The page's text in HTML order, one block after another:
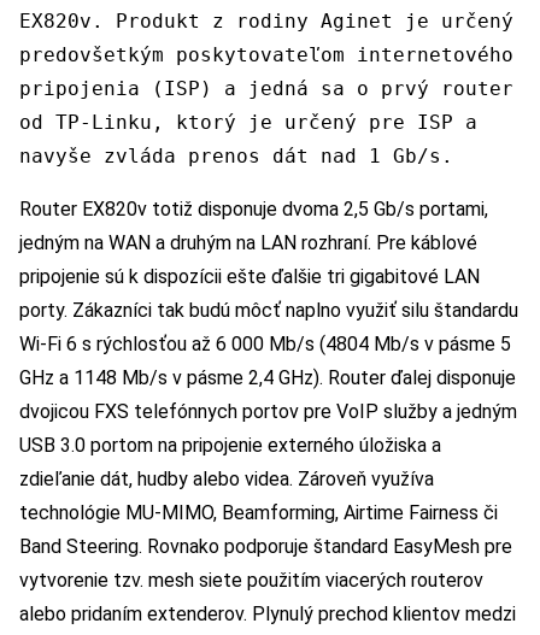
EX820v. Produkt z rodiny Aginet je určený
predovšetkým poskytovateľom internetového
pripojenia (ISP) a jedná sa o prvý router
od TP-Linku, ktorý je určený pre ISP a
navyše zvláda prenos dát nad 1 Gb/s.
Router EX820v totiž disponuje dvoma 2,5 Gb/s portami,
jedným na WAN a druhým na LAN rozhraní. Pre káblové
pripojenie sú k dispozícii ešte ďalšie tri gigabitové LAN
porty. Zákazníci tak budú môcť naplno využiť silu štandardu
Wi-Fi 6 s rýchlosťou až 6 000 Mb/s (4804 Mb/s v pásme 5
GHz a 1148 Mb/s v pásme 2,4 GHz). Router ďalej disponuje
dvojicou FXS telefónnych portov pre VoIP služby a jedným
USB 3.0 portom na pripojenie externého úložiska a
zdieľanie dát, hudby alebo videa. Zároveň využíva
technológie MU-MIMO, Beamforming, Airtime Fairness či
Band Steering. Rovnako podporuje štandard EasyMesh pre
vytvorenie tzv. mesh siete použitím viacerých routerov
alebo pridaním extenderov. Plynulý prechod klientov medzi